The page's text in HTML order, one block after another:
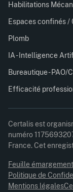
Habilitations
Espaces confinés /
Plomb
IA - Intelligence
Bureautique - PAO/
Efficacité
Certalis est
numéro
France. Cet
Feuille
Politique de
Mentions légales